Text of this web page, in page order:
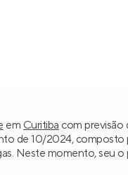
em Curitiba com previsão
de 10/2024, composto
Neste momento, seu